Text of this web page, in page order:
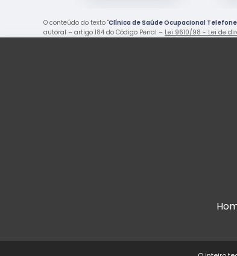
O conteúdo do texto "Clínica de Saúde Ocupacional
autoral – artigo 184 do Código Penal – Lei 9610/98 - Lei de